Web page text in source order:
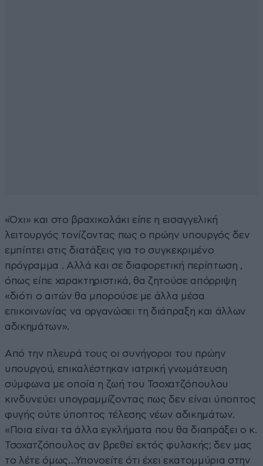
«Όχι» και στο βραχικολάκι είπε η εισαγγελική
λειτουργός τονίζοντας πως ο πρώην υπουργός δεν
εμπίπτει στις διατάξεις για το συγκεκριμένο
πρόγραμμα . Αλλά και σε διαφορετική περίπτωση ,
όπως είπε χαρακτηριστικά, θα ζητούσε απόρριψη
«διότι ο αιτών θα μπορούσε με άλλα μέσα
επικοινωνίας να οργανώσει τη διάπραξη και άλλων
αδικημάτων».
Από την πλευρά τους οι συνήγοροι του πρώην
υπουργού, επικαλέστηκαν ιατρική γνωμάτευση
σύμφωνα με οποία η ζωή του Τσοχατζόπουλου
κινδυνεύει υπογραμμίζοντας πως δεν είναι ύποπτος
φυγής ούτε ύποπτος τέλεσης νέων αδικημάτων.
«Ποια είναι τα άλλα εγκλήματα που θα διαπράξει ο κ.
Τσοχατζόπουλος αν βρεθεί εκτός φυλακής; δεν μας
το λέτε όμως…Υπονοείτε ότι έχει εκατομμύρια στην